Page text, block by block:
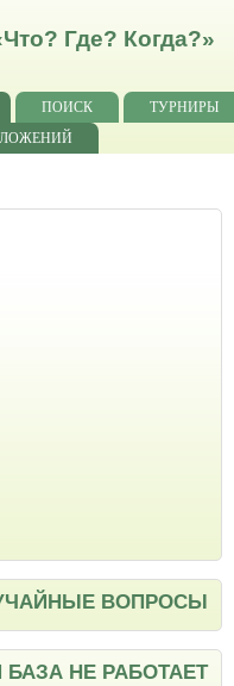
Где? Когда?»
ПОИСК
ТУРНИРЫ
ВОПРОСЫ
БАЗА НЕ РАБОТАЕТ